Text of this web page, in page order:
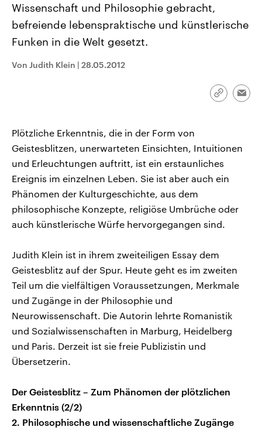
Landtagswahl Sachsen-Anhalt
Alle Informationen
Sachsen-Anhalt wählt am 6.
September 2026 einen neuen
Bundesland von einer Koalition aus
USA
Hintergründe
Audio-Archiv
Wissenschaft und Philosophie gebracht,
befreiende lebenspraktische und künstlerische
Funken in die Welt gesetzt.
Von Judith Klein | 28.05.2012
Link
Plötzliche Erkenntnis, die in der Form von
Geistesblitzen, unerwarteten Einsichten, Intuitionen
und Erleuchtungen auftritt, ist ein erstaunliches
Ereignis im einzelnen Leben. Sie ist aber auch ein
Phänomen der Kulturgeschichte, aus dem
philosophische Konzepte, religiöse Umbrüche oder
auch künstlerische Würfe hervorgegangen sind.
Judith Klein ist in ihrem zweiteiligen Essay dem
Geistesblitz auf der Spur. Heute geht es im zweiten
Teil um die vielfältigen Voraussetzungen, Merkmale
und Zugänge in der Philosophie und
Neurowissenschaft. Die Autorin lehrte Romanistik
und Sozialwissenschaften in Marburg, Heidelberg
und Paris. Derzeit ist sie freie Publizistin und
Übersetzerin.
Der Geistesblitz – Zum Phänomen der plötzlichen
Erkenntnis (2/2)
2. Philosophische und wissenschaftliche Zugänge